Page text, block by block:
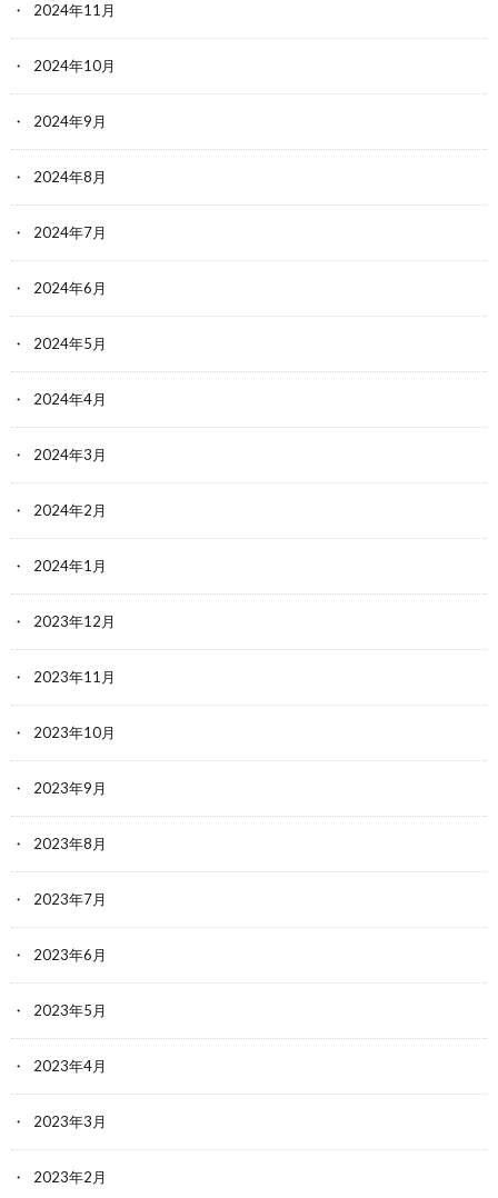
2024年11月
2024年10月
2024年9月
2024年8月
2024年7月
2024年6月
2024年5月
2024年4月
2024年3月
2024年2月
2024年1月
2023年12月
2023年11月
2023年10月
2023年9月
2023年8月
2023年7月
2023年6月
2023年5月
2023年4月
2023年3月
2023年2月